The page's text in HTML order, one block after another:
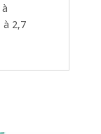
à 2,7